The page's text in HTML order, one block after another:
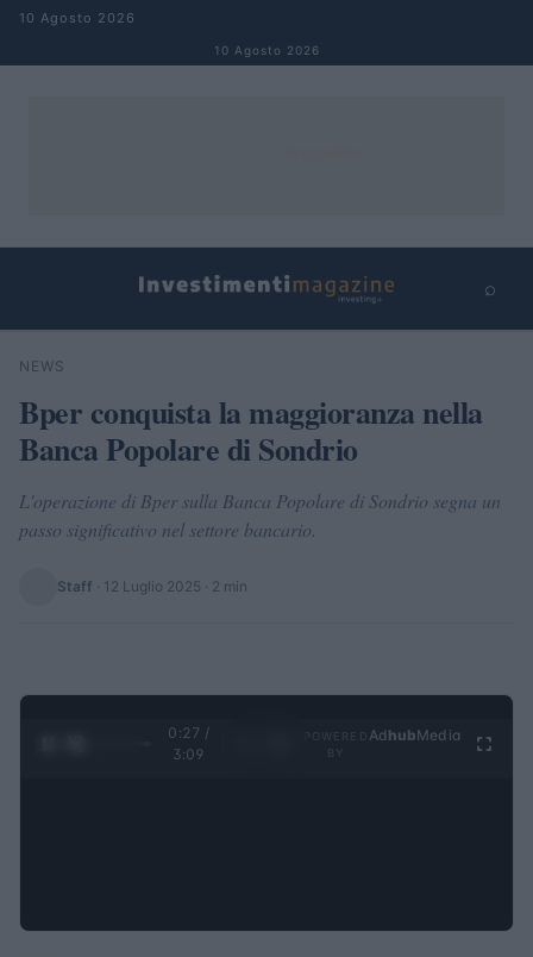
Salta al contenuto
10 Agosto 2026
10 Agosto 2026
⌕
Cerca
NEWS
Bper conquista la maggioranza nella
Banca Popolare di Sondrio
L'operazione di Bper sulla Banca Popolare di Sondrio segna un
passo significativo nel settore bancario.
Staff · 12 Luglio 2025 · 2 min
0:28 /
3:09
Ad hubMedia